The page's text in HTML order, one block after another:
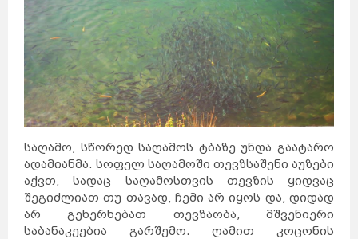
საღამო, სწორედ საღამოს ტბაზე უნდა გაატარო
ადამიანმა. სოფელ საღამოში თევზსაშენი აუზები
აქვთ, სადაც საღამოსთვის თევზის ყიდვაც
შეგიძლიათ თუ თავად, ჩემი არ იყოს და, დიდად
არ გეხერხებათ თევზაობა, მშვენიერი
საბანაკეებია გარშემო. ღამით კოცონის